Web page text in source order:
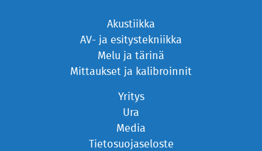
Akustiikka
AV- ja esitystekniikka
Melu ja tärinä
Mittaukset ja kalibroinnit
Yritys
Ura
Media
Tietosuojaseloste